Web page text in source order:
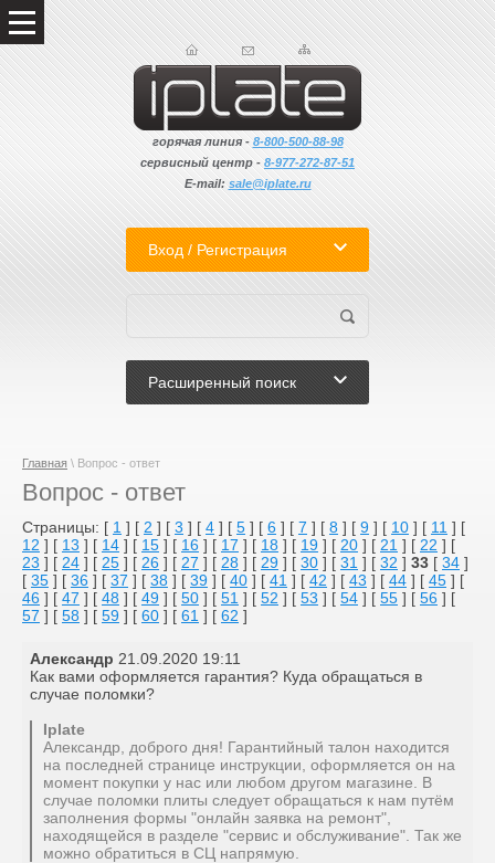
горячая линия - 8-800-500-88-98
сервисный центр - 8-977-272-87-51
E-mail: sale@iplate.ru
Вход / Регистрация
Расширенный поиск
Главная \ Вопрос - ответ
Вопрос - ответ
Страницы: [ 1 ] [ 2 ] [ 3 ] [ 4 ] [ 5 ] [ 6 ] [ 7 ] [ 8 ] [ 9 ] [ 10 ] [ 11 ] [
12 ] [ 13 ] [ 14 ] [ 15 ] [ 16 ] [ 17 ] [ 18 ] [ 19 ] [ 20 ] [ 21 ] [ 22 ] [
23 ] [ 24 ] [ 25 ] [ 26 ] [ 27 ] [ 28 ] [ 29 ] [ 30 ] [ 31 ] [ 32 ] 33 [ 34 ]
[ 35 ] [ 36 ] [ 37 ] [ 38 ] [ 39 ] [ 40 ] [ 41 ] [ 42 ] [ 43 ] [ 44 ] [ 45 ] [
46 ] [ 47 ] [ 48 ] [ 49 ] [ 50 ] [ 51 ] [ 52 ] [ 53 ] [ 54 ] [ 55 ] [ 56 ] [
57 ] [ 58 ] [ 59 ] [ 60 ] [ 61 ] [ 62 ]
Александр 21.09.2020 19:11
Как вами оформляется гарантия? Куда обращаться в
случае поломки?
Iplate
Александр, доброго дня! Гарантийный талон находится
на последней странице инструкции, оформляется он на
момент покупки у нас или любом другом магазине. В
случае поломки плиты следует обращаться к нам путём
заполнения формы "онлайн заявка на ремонт",
находящейся в разделе "сервис и обслуживание". Так же
можно обратиться в СЦ напрямую.